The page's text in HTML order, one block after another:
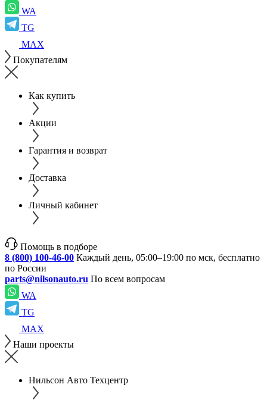
WA
TG
MAX
Покупателям
Как купить
Акции
Гарантия и возврат
Доставка
Личный кабинет
Помощь в подборе
8 (800) 100-46-00 Каждый день, 05:00–19:00 по мск, бесплатно
по России
parts@nilsonauto.ru По всем вопросам
WA
TG
MAX
Наши проекты
Нильсон Авто Техцентр